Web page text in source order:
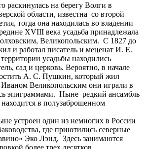
раскинулась на берегу Волги в
области, известна со второй
тогда она находилась во владении
XVIII века усадьба принадлежала
Великопольским. С 1827 до
и работал писатель и меценат И. Е.
усадьбы находились
сад и церковь. Вероятно, в начале
А. С. Пушкин, который жил
Иваном Великопольским они играли в
эпиграммами. Ныне редкий ансамбль
в полузаброшенном
устроен один из немногих в России
где приютились северные
Эко Лэнд. Здесь занимаются
более трех десятков